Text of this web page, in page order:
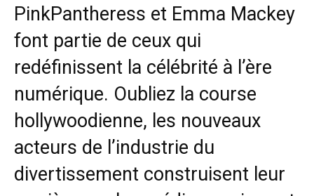
PinkPantheress et Emma Mackey
font partie de ceux qui
redéfinissent la célébrité à l’ère
numérique. Oubliez la course
hollywoodienne, les nouveaux
acteurs de l’industrie du
divertissement construisent leur